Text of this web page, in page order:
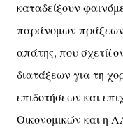
καταδείξουν
παράνομων
απάτης, που
διατάξεων για τη
επιδοτήσεων και
Οικονομικών και η